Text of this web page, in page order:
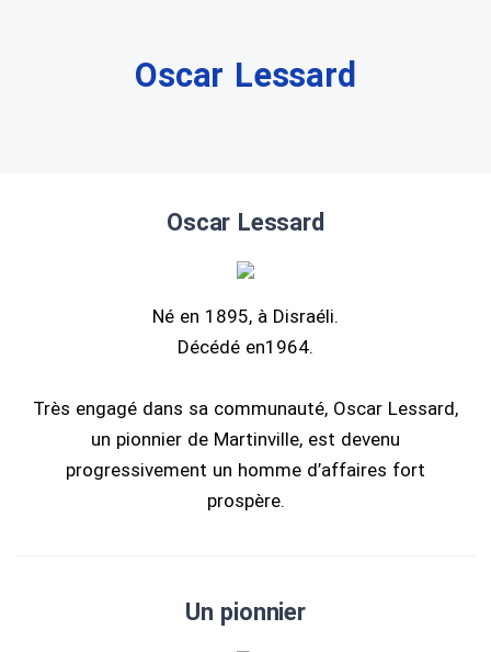
Oscar Lessard
Oscar Lessard
Né en 1895, à Disraéli.
Décédé en1964.
Très engagé dans sa communauté, Oscar Lessard,
un pionnier de Martinville, est devenu
progressivement un homme d’affaires fort
prospère.
Un pionnier